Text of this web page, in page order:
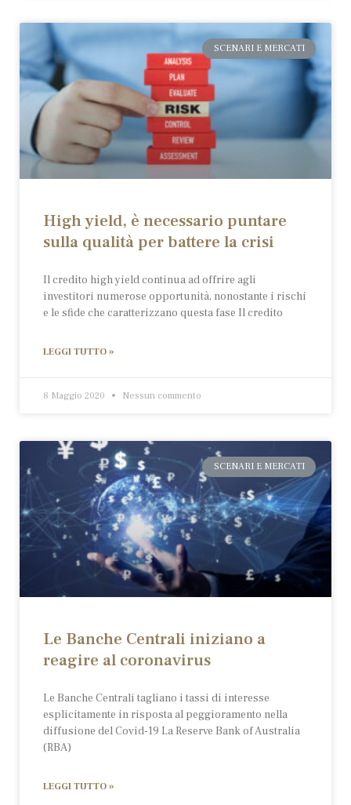
SCENARI E MERCATI
High yield, è necessario puntare
sulla qualità per battere la crisi
Il credito high yield continua ad offrire agli
investitori numerose opportunità, nonostante i rischi
e le sfide che caratterizzano questa fase Il credito
LEGGI TUTTO »
8 Maggio 2020 Nessun commento
SCENARI E MERCATI
Le Banche Centrali iniziano a
reagire al coronavirus
Le Banche Centrali tagliano i tassi di interesse
esplicitamente in risposta al peggioramento nella
diffusione del Covid-19 La Reserve Bank of Australia
(RBA)
LEGGI TUTTO »